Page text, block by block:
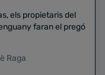
els propietaris del
Raga